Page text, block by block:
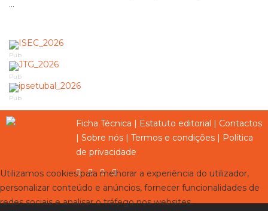
...
Pub
Pub
Pub
Ficha Técnica Estatuto editorial
Contactos
Sobre nós Termos e condições
Política
de privacidade
Utilizamos cookies para melhorar a experiência do utilizador,
personalizar conteúdo e anúncios, fornecer funcionalidades de
redes sociais e analisar o tráfego nos websites.